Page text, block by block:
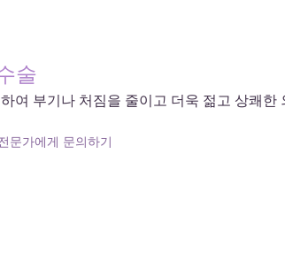
술
여 부기나 처짐을 줄이고 더욱 젊고 상쾌한
문가에게 문의하기